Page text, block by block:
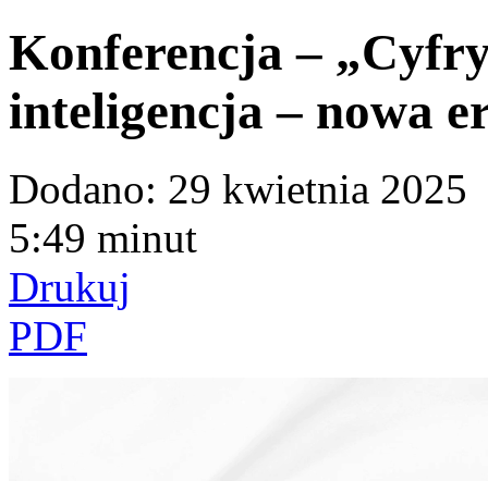
Konferencja –
inteligencja – nowa
Dodano: 29 kwietnia 2025
5:49 minut
Drukuj
PDF